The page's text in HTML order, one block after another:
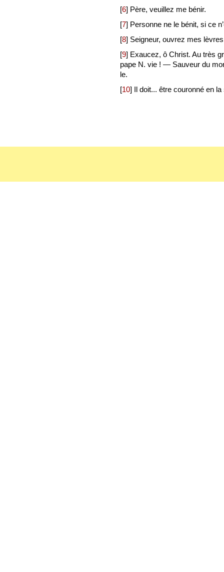
[6] Père, veuillez me bénir.
[7] Personne ne le bénit, si ce
[8] Seigneur, ouvrez mes
[9] Exaucez, ô Christ. Au très
pape N. vie ! — Sauveur du
le.
[10] Il doit... être couronné en